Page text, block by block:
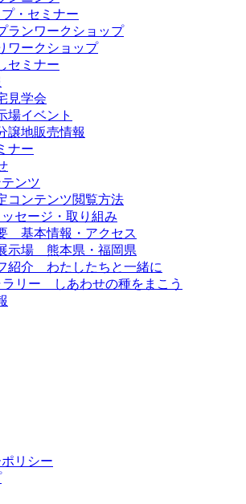
・セミナー
ランワークショップ
ワークショップ
セミナー
見学会
場イベント
譲地販売情報
ナー
ンツ
コンテンツ閲覧方法
セージ・取り組み
基本情報・アクセス
示場 熊本県・福岡県
紹介 わたしたちと一緒に
ラリー しあわせの種をまこう
リシー